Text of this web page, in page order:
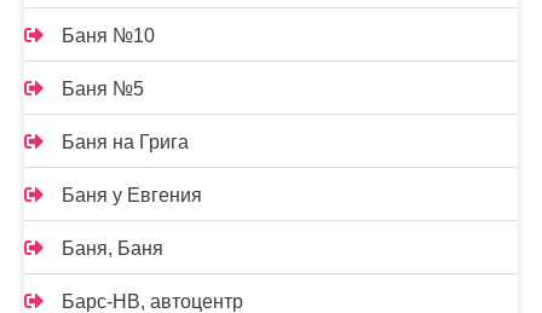
Баня №10
Баня №5
Баня на Грига
Баня у Евгения
Баня, Баня
Барс-НВ, автоцентр